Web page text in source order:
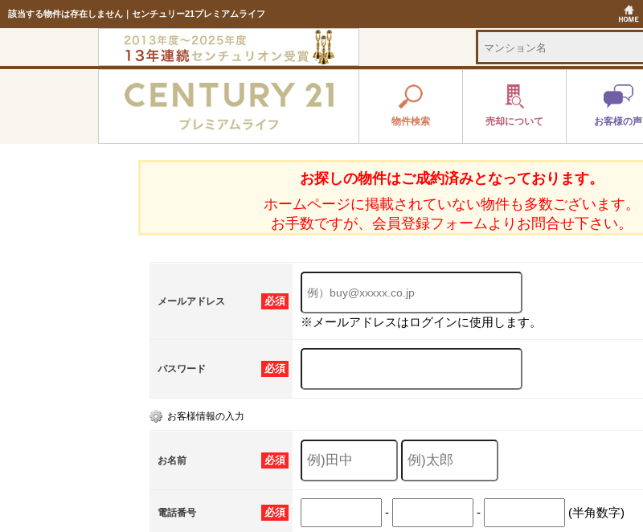
該当する物件は存在しません｜センチュリー21プレミアムライフ
物件検索 売却について お客様の声
お探しの物件はご成約済みとなっております。
ホームページに掲載されていない物件も多数ございます。
お手数ですが、会員登録フォームよりお問合せ下さい。
必須
メールアドレス
※メールアドレスはログインに使用します。
必須
パスワード
お客様情報の入力
必須
お名前
必須
電話番号 - - (半角数字)